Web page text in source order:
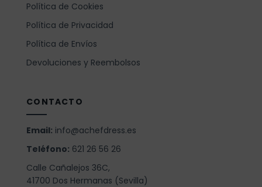
Política de Cookies
Política de Privacidad
Política de Envíos
Devoluciones y Reembolsos
CONTACTO
Email: info@achefdress.es
Teléfono: 621 26 56 26
Calle Cañalejos 36C,
41700 Dos Hermanas (Sevilla)